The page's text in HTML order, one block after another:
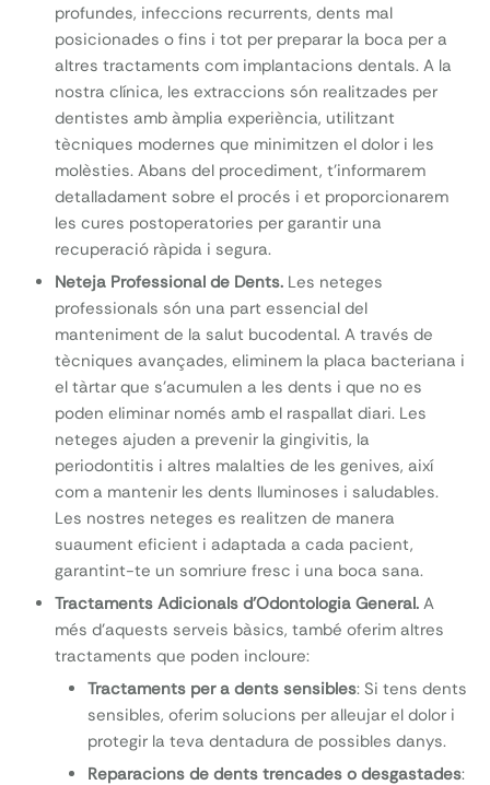
profundes, infeccions recurrents, dents mal
posicionades o fins i tot per preparar la boca per a
altres tractaments com implantacions dentals. A la
nostra clínica, les extraccions són realitzades per
dentistes amb àmplia experiència, utilitzant
tècniques modernes que minimitzen el dolor i les
molèsties. Abans del procediment, t’informarem
detalladament sobre el procés i et proporcionarem
les cures postoperatories per garantir una
recuperació ràpida i segura.
Neteja Professional de Dents. Les neteges
professionals són una part essencial del
manteniment de la salut bucodental. A través de
tècniques avançades, eliminem la placa bacteriana i
el tàrtar que s’acumulen a les dents i que no es
poden eliminar només amb el raspallat diari. Les
neteges ajuden a prevenir la gingivitis, la
periodontitis i altres malalties de les genives, així
com a mantenir les dents lluminoses i saludables.
Les nostres neteges es realitzen de manera
suaument eficient i adaptada a cada pacient,
garantint-te un somriure fresc i una boca sana.
Tractaments Adicionals d’Odontologia General. A
més d’aquests serveis bàsics, també oferim altres
tractaments que poden incloure:
Tractaments per a dents sensibles: Si tens dents
sensibles, oferim solucions per alleujar el dolor i
protegir la teva dentadura de possibles danys.
Reparacions de dents trencades o desgastades: